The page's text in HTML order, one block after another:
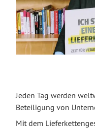
Jeden Tag werden
Beteiligung von
Mit dem